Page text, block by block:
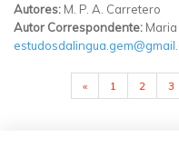
Autores: M. P. A. Carretero
Autor Correspondente:
PÁGINAS
« 1 2 3